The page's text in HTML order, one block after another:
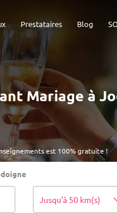
Blog
Prestataires
est 100% gratuite !
Mariage à
Jusqu'à 50 km(s)